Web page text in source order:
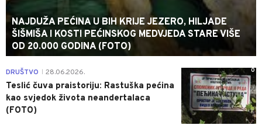
NAJDUŽA PEĆINA U BIH KRIJE JEZERO, HILJADE
ŠIŠMIŠA I KOSTI PEĆINSKOG MEDVJEDA STARE VIŠE
OD 20.000 GODINA (FOTO)
0
DRUŠTVO 28.06.2026.
Teslić čuva praistoriju: Rastuška pećina
kao svjedok života neandertalaca
(FOTO)